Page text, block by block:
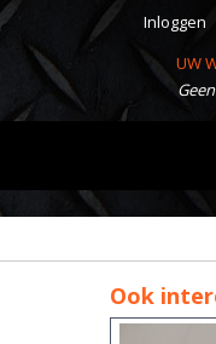
Inloggen
UW
Ook